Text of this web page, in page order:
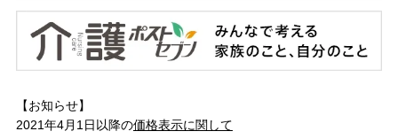
【お知らせ】
2021年4月1日以降の価格表示に関して